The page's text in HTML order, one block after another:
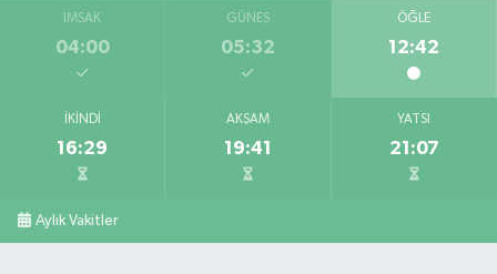
İMSAK
04:00
GÜNEŞ
05:32
ÖĞLE
12:42
İKINDI
16:29
AKŞAM
19:41
YATSI
21:07
Aylık Vakitler